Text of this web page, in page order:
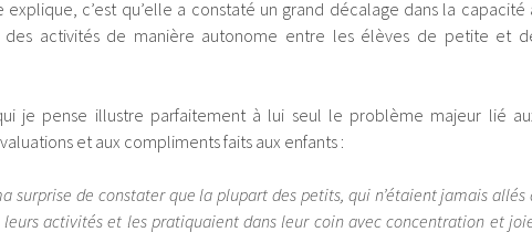
explique, c’est qu’elle a constaté un grand décalage dans la capacité
des activités de manière autonome entre les élèves de petite et
je pense illustre parfaitement à lui seul le problème majeur lié
et aux compliments faits aux enfants :
surprise de constater que la plupart des petits, qui n’étaient jamais allés
leurs activités et les pratiquaient dans leur coin avec concentration et